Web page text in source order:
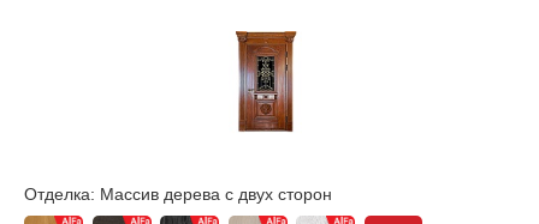
Отделка: Массив дерева с двух сторон